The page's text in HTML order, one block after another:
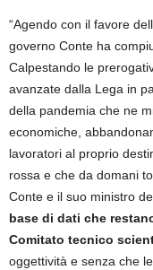
“Agendo con il favore
governo Conte ha
Calpestando le
avanzate dalla Lega in
della pandemia che ne
economiche,
lavoratori al proprio
rossa e che da domani
Conte e il suo ministro
base di dati che
Comitato tecnico
oggettività e senza che